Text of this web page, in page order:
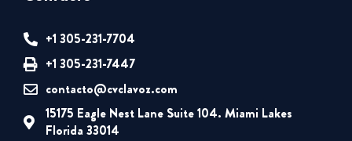
+1 305-231-7704
+1 305-231-7447
contacto@cvclavoz.com
15175 Eagle Nest Lane Suite 104. Miami Lakes
Florida 33014